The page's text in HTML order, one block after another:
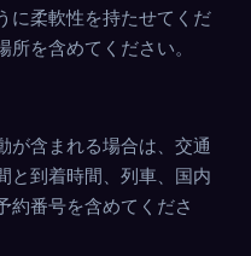
に柔軟性を持たせてくだ
を含めてください。
が含まれる場合は、交通
と到着時間、列車、国内
約番号を含めてくださ